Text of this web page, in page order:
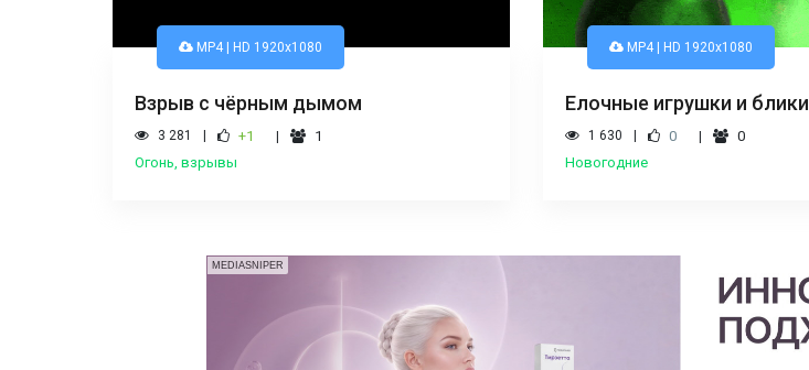
MP4 | HD 1920x1080
Взрыв с чёрным дымом
3 281 +1
1
Огонь, взрывы
MP4 | HD 1920x1080
Елочные игрушки и блики
1 630 0
0
Новогодние
MEDIASNIPER